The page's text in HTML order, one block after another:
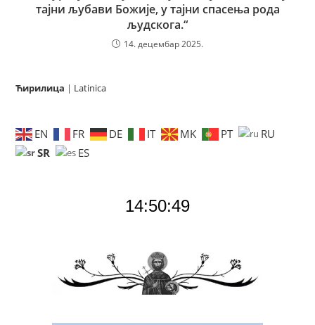
тајни љубави Божије, у тајни спасења рода
људскога.“
14. децембар 2025.
Ћирилица | Latinica
EN FR DE IT MK PT
RU
SR
ES
14:50:50